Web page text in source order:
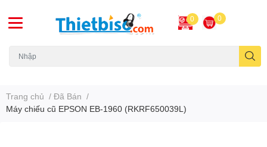
0 0
Trang chủ / Đã Bán /
Máy chiếu cũ EPSON EB-1960 (RKRF650039L)